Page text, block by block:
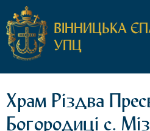
ВІННИЦЬКА
УПЦ
Храм Різдва
Богородиці с.